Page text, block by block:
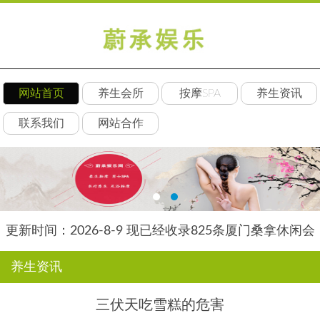
网站首页 养生会所 按摩SPA 养生资讯
联系我们 网站合作
更新时间：2026-8-9 现已经收录825条厦门桑拿休闲会
养生资讯
三伏天吃雪糕的危害